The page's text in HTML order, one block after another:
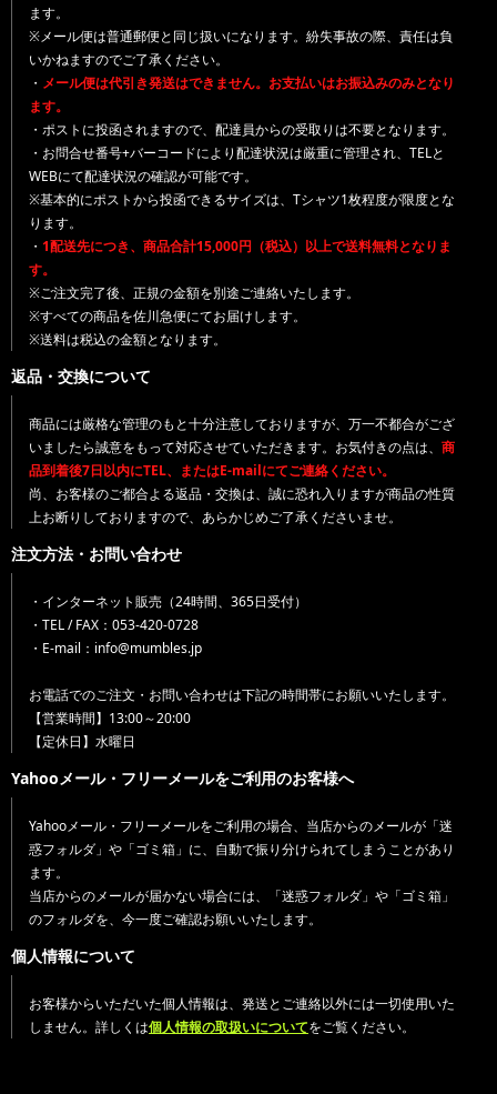
ます。
※メール便は普通郵便と同じ扱いになります。紛失事故の際、責任は負
いかねますのでご了承ください。
・ メール便は代引き発送はできません。お支払いはお振込みのみとなり
ます。
・ポストに投函されますので、配達員からの受取りは不要となります。
・お問合せ番号+バーコードにより配達状況は厳重に管理され、TELと
WEBにて配達状況の確認が可能です。
※基本的にポストから投函できるサイズは、Tシャツ1枚程度が限度とな
ります。
・ 1配送先につき、商品合計15,000円（税込）以上で送料無料となりま
す。
※ご注文完了後、正規の金額を別途ご連絡いたします。
※すべての商品を佐川急便にてお届けします。
※送料は税込の金額となります。
返品・交換について
商品には厳格な管理のもと十分注意しておりますが、万一不都合がござ
いましたら誠意をもって対応させていただきます。お気付きの点は、 商
品到着後7日以内にTEL、またはE-mailにてご連絡ください。
尚、お客様のご都合よる返品・交換は、誠に恐れ入りますが商品の性質
上お断りしておりますので、あらかじめご了承くださいませ。
注文方法・お問い合わせ
・インターネット販売（24時間、365日受付）
・TEL / FAX：053-420-0728
・E-mail：info@mumbles.jp
お電話でのご注文・お問い合わせは下記の時間帯にお願いいたします。
【営業時間】13:00～20:00
【定休日】水曜日
Yahooメール・フリーメールをご利用のお客様へ
Yahooメール・フリーメールをご利用の場合、当店からのメールが「迷
惑フォルダ」や「ゴミ箱」に、自動で振り分けられてしまうことがあり
ます。
当店からのメールが届かない場合には、「迷惑フォルダ」や「ゴミ箱」
のフォルダを、今一度ご確認お願いいたします。
個人情報について
お客様からいただいた個人情報は、発送とご連絡以外には一切使用いた
しません。詳しくは個人情報の取扱いについてをご覧ください。